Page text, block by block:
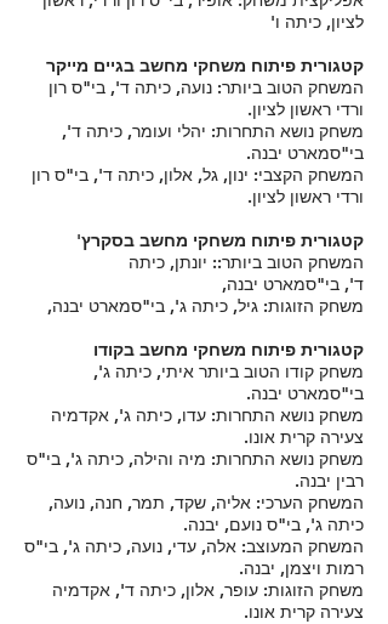
לציון, כיתה ו'
קטגורית פיתוח משחקי מחשב בגיים מייקר
המשחק הטוב ביותר: נועה, כיתה ד', בי"ס רון
ורדי ראשון לציון.
משחק נושא התחרות: יהלי ועומר, כיתה ד',
בי"סמארט יבנה.
המשחק הקצבי: ינון, גל, אלון, כיתה ד', בי"ס רון
ורדי ראשון לציון.
קטגורית פיתוח משחקי מחשב בסקרץ'
המשחק הטוב ביותר:: יונתן, כיתה
ד', בי"סמארט יבנה,
משחק הזוגות: גיל, כיתה ג', בי"סמארט יבנה,
קטגורית פיתוח משחקי מחשב בקודו
משחק קודו הטוב ביותר איתי, כיתה ג',
בי"סמארט יבנה.
משחק נושא התחרות: עדו, כיתה ג', אקדמיה
צעירה קרית אונו.
משחק נושא התחרות: מיה והילה, כיתה ג', בי"ס
רבין יבנה.
המשחק הערכי: אליה, שקד, תמר, חנה, נועה,
כיתה ג', בי"ס נועם, יבנה.
המשחק המעוצב: אלה, עדי, נועה, כיתה ג', בי"ס
רמות ויצמן, יבנה.
משחק הזוגות: עופר, אלון, כיתה ד', אקדמיה
צעירה קרית אונו.